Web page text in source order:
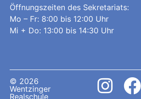
Öffnungszeiten des Sekretariats:
Mo – Fr: 8:00 bis 12:00 Uhr
Mi + Do: 13:00 bis 14:30 Uhr
© 2026
Wentzinger
Realschule